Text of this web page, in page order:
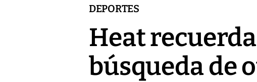
DEPORTES
Heat
búsqueda de